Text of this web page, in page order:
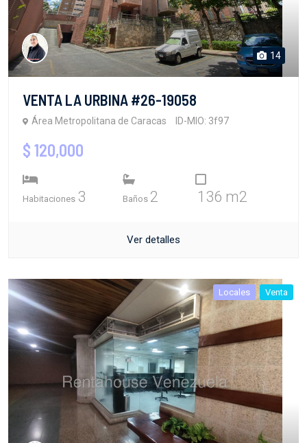
14
VENTA LA URBINA #26-19058
Área Metropolitana de Caracas ID-MIO: 3f97
$ 120,000
Habitaciones 3 Baños 2 136 m2
Ver detalles
Locales Venta